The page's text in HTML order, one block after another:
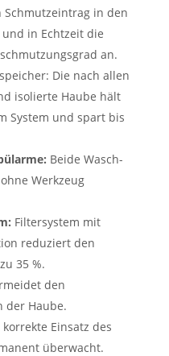
in den
in Echtzeit die
an.
Die nach allen
isolierte Haube hält
System und spart bis
Beide Wasch-
Werkzeug
Filtersystem mit
reduziert den
35 %.
den
der Haube.
korrekte Einsatz des
überwacht.